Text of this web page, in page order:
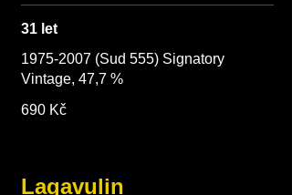
31 let
1975-2007 (Sud 555) Signatory
Vintage, 47,7 %
690 Kč
Lagavulin